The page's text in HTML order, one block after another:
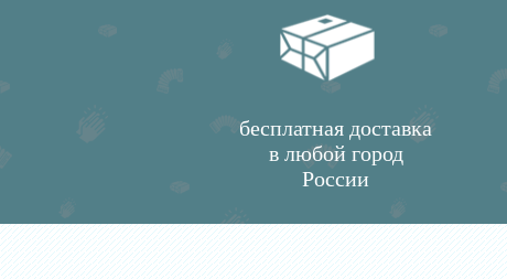
бесплатная доставка
в любой город
России